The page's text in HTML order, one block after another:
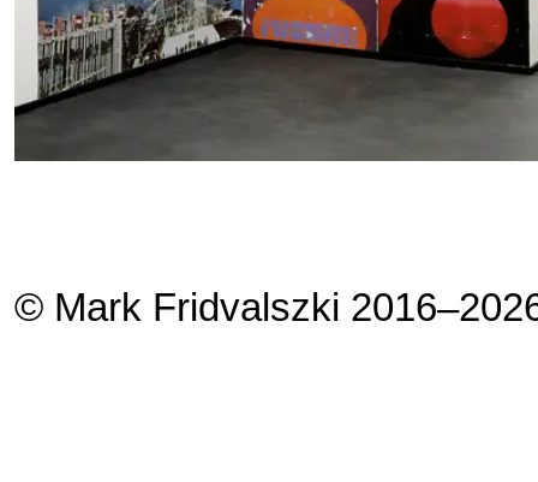
© Mark Fridvalszki